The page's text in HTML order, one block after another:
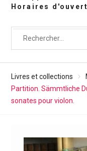
Livres et collections
Partition. Sämmtliche
sonates pour violon.